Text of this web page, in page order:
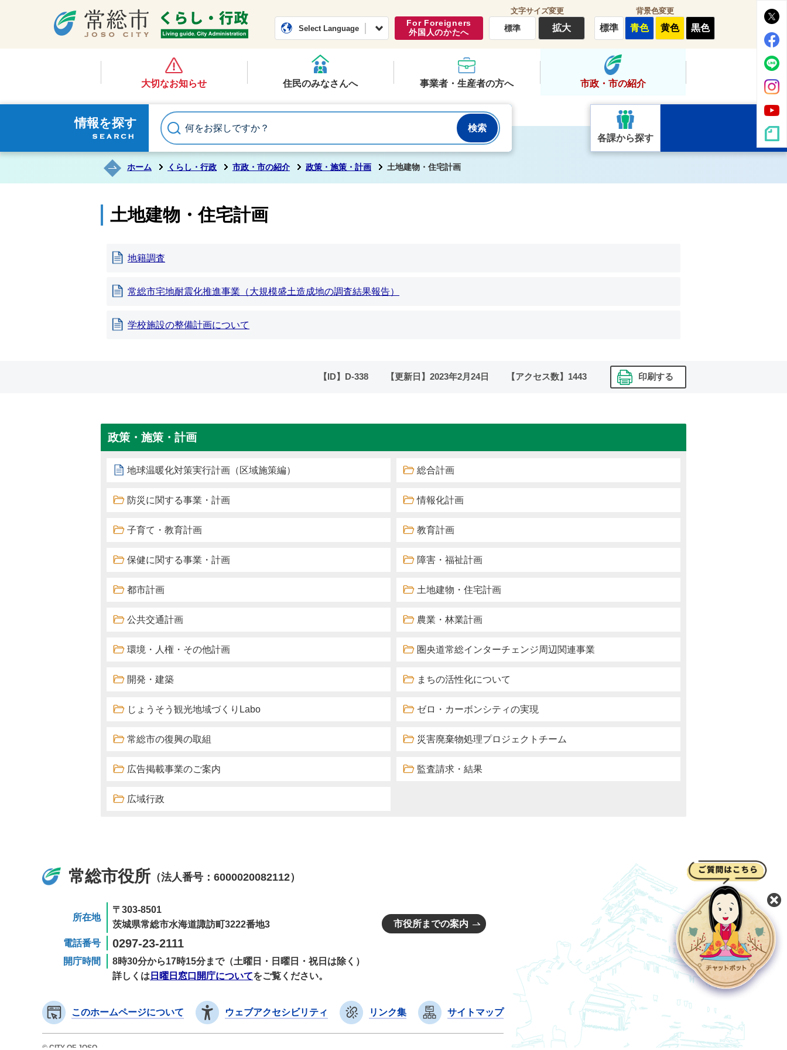
常総市公式ホームページくらし・行政
Select Language
For Foreigners
外国人のかたへ
文字サイズ変更
標準 拡大
背景色変更
標準 青色 黄色 黒色
大切なお知らせ 住民のみなさんへ 事業者・生産者の方へ 市政・市の紹介
情報を探す
各課から探す
ホーム くらし・行政 市政・市の紹介 政策・施策・計画 土地建物・住宅計画
土地建物・住宅計画
地籍調査
常総市宅地耐震化推進事業（大規模盛土造成地の調査結果報告）
学校施設の整備計画について
【ID】 D-338 【更新日】 2023年2月24日 【アクセス数】 1443 印刷する
政策・施策・計画
地球温暖化対策実行計画（区域施策編） 総合計画
防災に関する事業・計画 情報化計画
子育て・教育計画 教育計画
保健に関する事業・計画 障害・福祉計画
都市計画 土地建物・住宅計画
公共交通計画 農業・林業計画
環境・人権・その他計画 圏央道常総インターチェンジ周辺関連事業
開発・建築 まちの活性化について
じょうそう観光地域づくりLabo ゼロ・カーボンシティの実現
常総市の復興の取組 災害廃棄物処理プロジェクトチーム
広告掲載事業のご案内 監査請求・結果
広域行政
常総市役所 （法人番号：6000020082112）
所在地
〒303-8501
茨城県常総市水海道諏訪町3222番地3
電話番号
0297-23-2111
開庁時間
8時30分から17時15分まで（土曜日・日曜日・祝日は除く）
詳しくは 日曜日窓口開庁についてをご覧ください。
市役所までの案内
このホームページについて ウェブアクセシビリティ リンク集 サイトマップ
© CITY OF JOSO.